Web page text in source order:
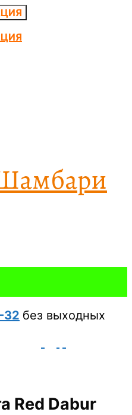
32 без выходных
Red Dabur